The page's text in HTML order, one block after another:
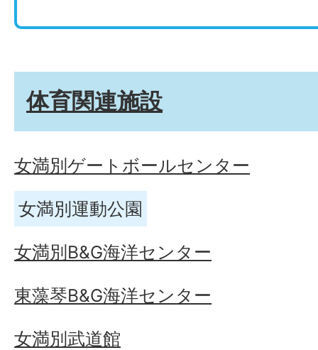
体育関連施設
女満別ゲートボールセンター
女満別運動公園
女満別B&G海洋センター
東藻琴B&G海洋センター
女満別武道館